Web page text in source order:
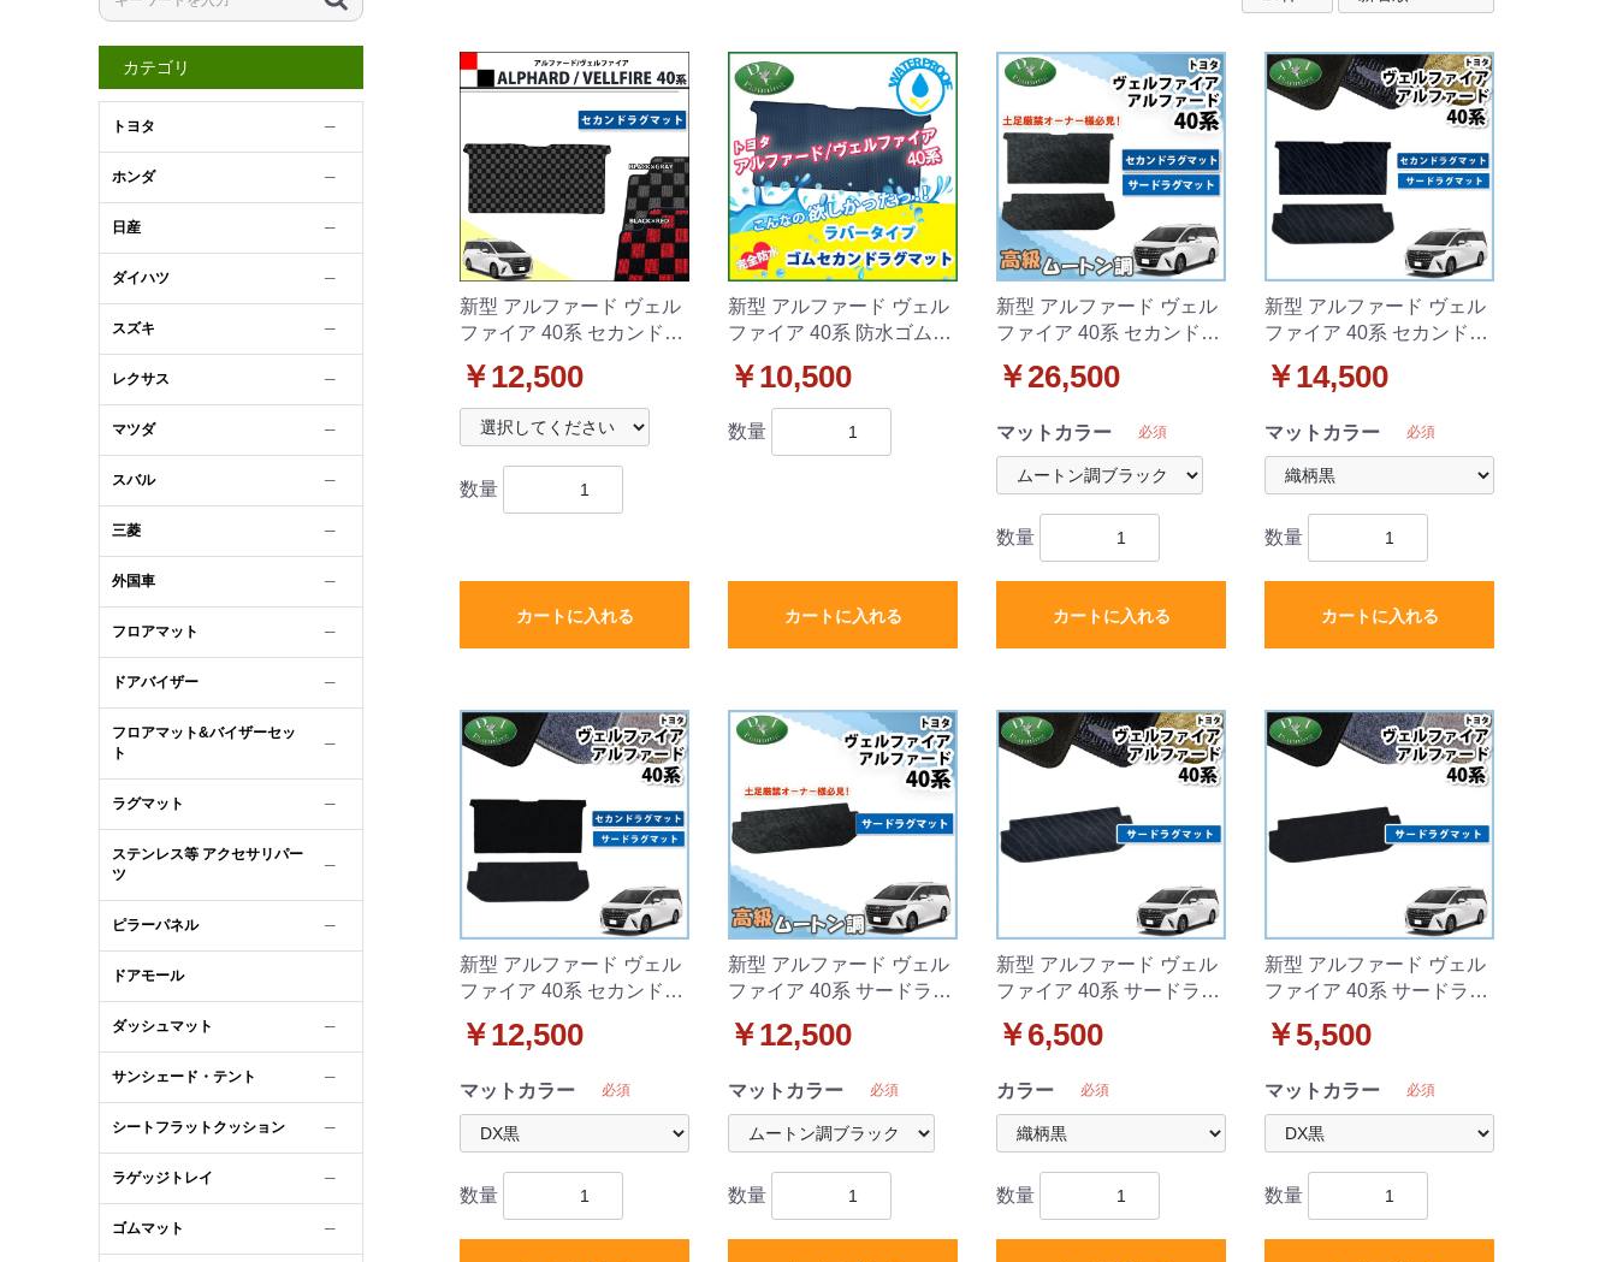
カテゴリ
トヨタ ─
ホンダ ─
日産 ─
ダイハツ ─
スズキ ─
レクサス ─
マツダ ─
スバル ─
三菱 ─
外国車 ─
フロアマット ─
ドアバイザー ─
フロアマット&バイザーセッ
ト
─
ラグマット ─
ステンレス等 アクセサリパー
ツ
─
ピラーパネル ─
ドアモール
ダッシュマット ─
サンシェード・テント ─
シートフラットクッション ─
ラゲッジトレイ ─
ゴムマット ─
新型 アルファード ヴェル
ファイア 40系 セカンドラ
ーズ 社外新品
￥12,500
数量
カートに入れる
新型 アルファード ヴェル
ファイア 40系 防水ゴムセ
タイプ 社外品
￥10,500
数量
カートに入れる
新型 アルファード ヴェル
ファイア 40系 セカンドラ
ット 高級ムートン調ブラ
￥26,500
マットカラー 必須
数量
カートに入れる
新型 アルファード ヴェル
ファイア 40系 セカンドラ
ット 織柄シリーズ 社外新
￥14,500
マットカラー 必須
数量
カートに入れる
新型 アルファード ヴェル
ファイア 40系 セカンドラ
ット DXシリーズ 社外新品
￥12,500
マットカラー 必須
数量
新型 アルファード ヴェル
ファイア 40系 サードラグ
ラックタイプ 社外新品
￥12,500
マットカラー 必須
数量
新型 アルファード ヴェル
ファイア 40系 サードラグ
新品
￥6,500
カラー 必須
数量
新型 アルファード ヴェル
ファイア 40系 サードラグ
品
￥5,500
マットカラー 必須
数量